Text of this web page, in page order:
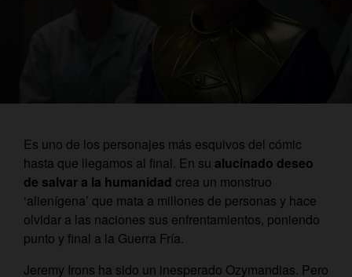
Es uno de los personajes más esquivos del cómic
hasta que llegamos al final. En su alucinado deseo
de salvar a la humanidad crea un monstruo
‘alienígena’ que mata a millones de personas y hace
olvidar a las naciones sus enfrentamientos, poniendo
punto y final a la Guerra Fría.
Jeremy Irons ha sido un inesperado Ozymandias. Pero